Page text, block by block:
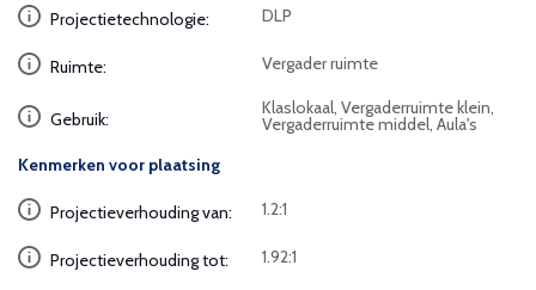
Projectietechnologie: DLP
Ruimte: Vergader ruimte
Gebruik:
Klaslokaal, Vergaderruimte klein,
Vergaderruimte middel, Aula's
Kenmerken voor plaatsing
Projectieverhouding van: 1.2:1
Projectieverhouding tot: 1.92:1